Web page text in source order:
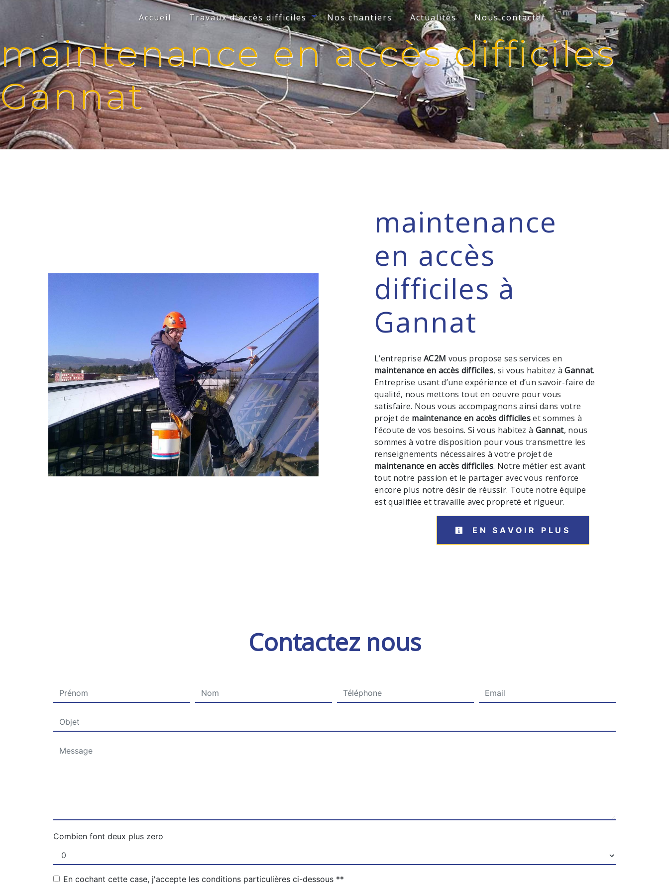
Accueil Travaux d'accès difficiles Nos chantiers Actualités Nous contacter
maintenance en accès difficiles
Gannat
maintenance
en accès
difficiles à
Gannat
L’entrepriseAC2M vous propose ses services en
maintenance en accès difficiles, si vous habitez àGannat.
Entreprise usant d’une expérience et d’un savoir-faire de
qualité, nous mettons tout en oeuvre pour vous
satisfaire. Nous vous accompagnons ainsi dans votre
projet de maintenance en accès difficileset sommes à
l’écoute de vos besoins. Si vous habitez à Gannat, nous
sommes à votre disposition pour vous transmettre les
renseignements nécessaires à votre projet de
maintenance en accès difficiles. Notre métier est avant
tout notre passion et le partager avec vous renforce
encore plus notre désir de réussir. Toute notre équipe
est qualifiée et travaille avec propreté et rigueur.
EN SAVOIR PLUS
Contactez nous
Combien font deux plus zero
En cochant cette case, j'accepte les conditions particulières ci-dessous **
Panneau de gestion des cookies